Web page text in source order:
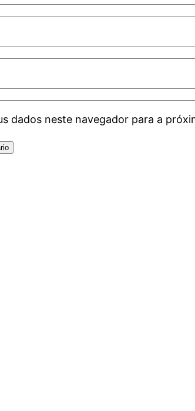
dados neste navegador para a